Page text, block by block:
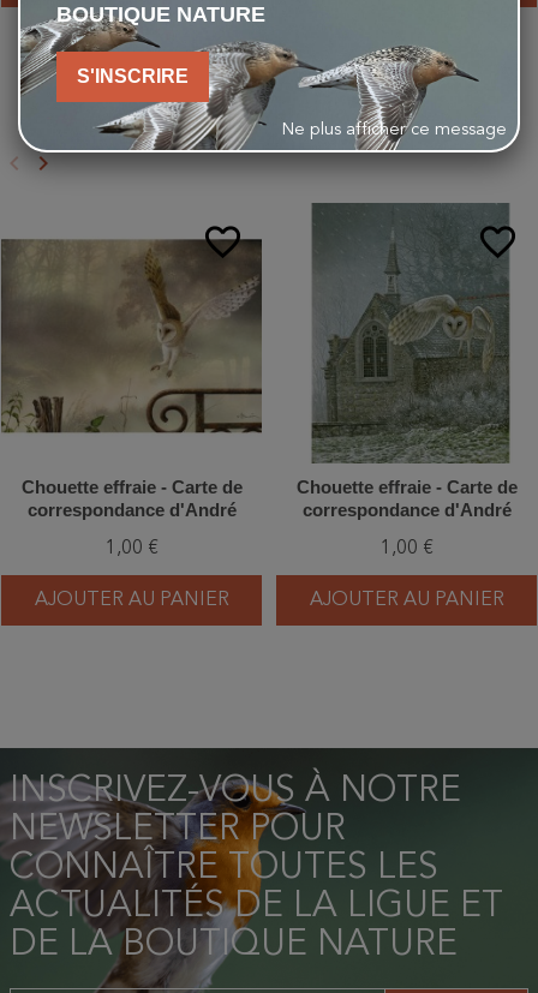
VOUS AIMEREZ AUSSI
Précédent
keyboard_arrow_left Suivant
keyboard_arrow_right
favorite_border
Chouette effraie - Carte de
correspondance d'André
1,00 €
AJOUTER AU PANIER
favorite_border
Chouette effraie - Carte de
correspondance d'André
1,00 €
AJOUTER AU PANIER
INSCRIVEZ-VOUS À NOTRE
NEWSLETTER POUR
CONNAÎTRE TOUTES LES
ACTUALITÉS DE LA LIGUE ET
DE LA BOUTIQUE NATURE
BOUTIQUE NATURE
S'INSCRIRE
Ne plus afficher ce message